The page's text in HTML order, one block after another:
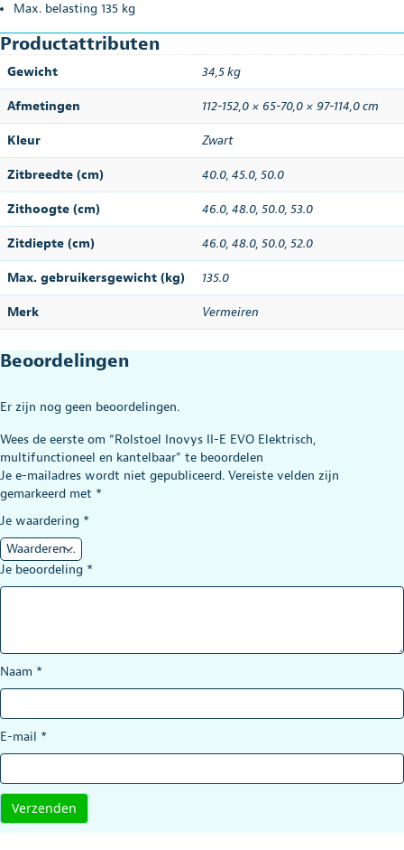
Max. belasting 135 kg
Productattributen
Gewicht 34,5 kg
Afmetingen 112-152,0 × 65-70,0 × 97-114,0 cm
Kleur Zwart
Zitbreedte (cm) 40.0, 45.0, 50.0
Zithoogte (cm) 46.0, 48.0, 50.0, 53.0
Zitdiepte (cm) 46.0, 48.0, 50.0, 52.0
Max. gebruikersgewicht (kg) 135.0
Merk Vermeiren
Beoordelingen
Er zijn nog geen beoordelingen.
Wees de eerste om “Rolstoel Inovys II-E EVO Elektrisch,
multifunctioneel en kantelbaar” te beoordelen
Je e-mailadres wordt niet gepubliceerd. Vereiste velden zijn
gemarkeerd met *
Je waardering *
Je beoordeling *
Naam *
E-mail *